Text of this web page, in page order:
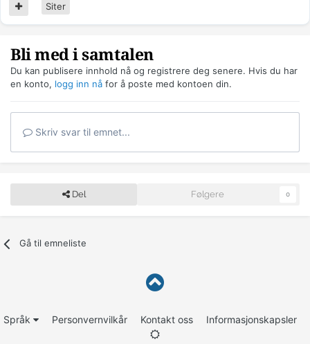
Siter
Bli med i samtalen
Du kan publisere innhold nå og registrere deg senere. Hvis du har
en konto, logg inn nå for å poste med kontoen din.
Skriv svar til emnet...
Del Følgere 0
Gå til emneliste
Språk Personvernvilkår Kontakt oss Informasjonskapsler